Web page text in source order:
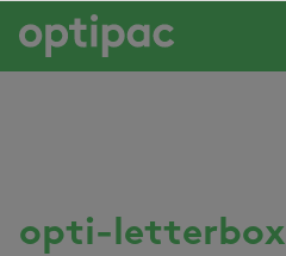
springen
opti-letterbox